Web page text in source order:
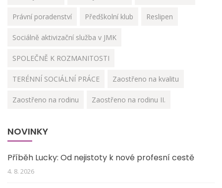
Právní poradenství Předškolní klub Reslipen
Sociálně aktivizační služba v JMK
SPOLEČNĚ K ROZMANITOSTI
TERÉNNÍ SOCIÁLNÍ PRÁCE Zaostřeno na kvalitu
Zaostřeno na rodinu Zaostřeno na rodinu II.
NOVINKY
Příběh Lucky: Od nejistoty k nové profesní cestě
4. 8. 2026